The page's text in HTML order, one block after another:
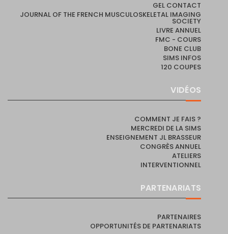
GEL CONTACT
JOURNAL OF THE FRENCH MUSCULOSKELETAL IMAGING
SOCIETY
LIVRE ANNUEL
FMC - COURS
BONE CLUB
SIMS INFOS
120 COUPES
VIDÉOS
COMMENT JE FAIS ?
MERCREDI DE LA SIMS
ENSEIGNEMENT JL BRASSEUR
CONGRÈS ANNUEL
ATELIERS
INTERVENTIONNEL
PARTENARIATS
PARTENAIRES
OPPORTUNITÉS DE PARTENARIATS